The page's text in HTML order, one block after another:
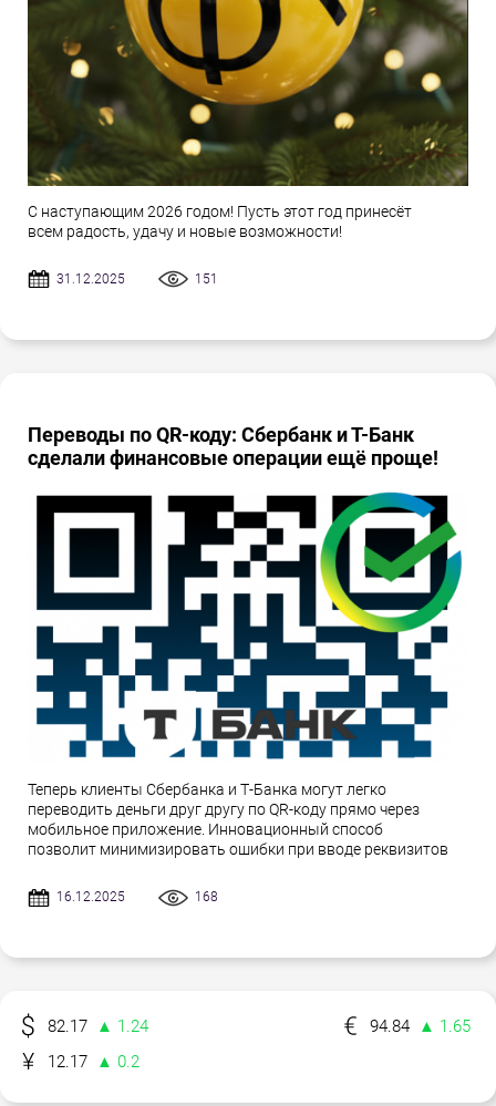
С наступающим 2026 годом! Пусть этот год принесёт
всем радость, удачу и новые возможности!
31.12.2025 151
Переводы по QR-коду: Сбербанк и Т-Банк
сделали финансовые операции ещё проще!
Теперь клиенты Сбербанка и Т-Банка могут легко
переводить деньги друг другу по QR-коду прямо через
мобильное приложение. Инновационный способ
позволит минимизировать ошибки при вводе реквизитов
16.12.2025 168
82.17 ▲ 1.24 94.84
▲ 1.65
12.17
▲ 0.2